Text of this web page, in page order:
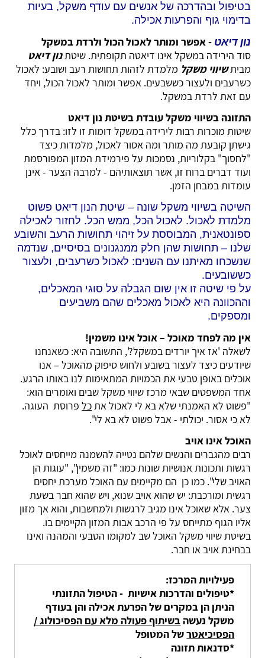
בטיפול ובהדרכה של אנשים עם עודף משקל, בעיות
בדימוי גוף והפרעות אכילה.
נון דיאט - אפשר ומותר לאכול הכול ולרדת במשקל
סוד הירידה במשקל אינו דיאטה תקופתית. שיטתנון דיאט
מביתשיווי משקל מלמדת לזהות תחושות רעב ושובע: לאכול
כשרעבים ולעצור כששבעים. אפשר ומותר לאכול הכול, ויחד
עם זאת לרדת במשקל.
התזונה בשיווי משקל עובדת בשיטת נון דיאט
שיטות מוכרות רבות לירידה במשקל דומות זו לזו: בדרך כלל
גישתן קובעת מה מותר ומה אסור לאכול, מלמדות כיצד
"לחסוך" בקלוריות, נסמכות על פירמידת המזון המפורסמת
ועוד דברים ברוח זו, אשר תוצאותיהם - למרבה הצער - אינן
עומדות במבחן הזמן.
השיטה בשיווי משקל שונה – שיטת הנון דיאט פשוט
מלמדת לאכול. לאכול הכל, ממש הכל. לחזור לאכילה
ספונטאנית, המבוססת על זיהוי תחושות הרעב והשובע
שלנו – תחושות שהן חלק ממנגנונים בסיסיים, שנדמה
שנשכחו מאיתנו עם השנים: לאכול כשרעבים, ולעצור
כששובעים.
על פי שיטה זו אין שום הגבלה על סוגי המאכלים,
וההכוונה היא לאכול מאכלים שהם משביעים
ומספקים.
אין מה לפחד מאוכל – אוכל אינו משמין!
לשאלה 'אז איך יורדים במשקל?', התשובה היא: כשאנחנו
שיודעים כיצד לעצור בשובע ולחוש סיפוק מהאוכל – אנו
אוכלים באופן טבעי את הכמויות המתאימות לנו באותו הרגע.
אחד המשפטים שבאי מרכז שיווי משקל שבים ואומרים הוא:
"פשוט לא האמנתי שלא בא לי לאכול אתכל פרוסת העוגה.
לא כי אסור. יכולתי - אבל פשוט לא בא לי".
האוכל אינו אויב
רבים מהגברים והנשים שלהם נטייה להשמנה מייחסים לאוכל
רגשות ותכונות אנושיות שונות כמו: "זה משמין", "עוגות הן
האויב שלי". כמו כן הם מקיימים עם האוכל מערכת יחסים
רגשית ומורכבת: יש שהוא אויב שנוא, ויש שהוא חבר בשעת
צער. אלא שאוכל אינו מגיב לרגשות ולמחשבות, והוא אך מזון
אליו הגוף מתייחס על פי הרכב אבות המזון הקיימים בו.
בשיטת שיווי משקל האוכל שב למקומו הטבעי והמהנה ואינו
בבחינת אויב או חבר.
פעילויות המרכז:
*טיפולים והדרכות אישיות - הטיפול התזונתי
הניתן הן במקרים של הפרעת אכילה והן בעודף
משקל נעשהבשיתוף פעולה מלא עם הפסיכולוג /
הפסיכיאטרשל המטופל
*סדנאות תזונה